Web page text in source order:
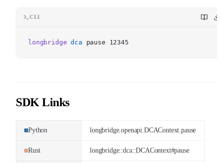
CLI
longbridge dca pause 12345
SDK Links
Python longbridge.openapi.DCAContext.pause
Rust longbridge::dca::DCAContext#pause